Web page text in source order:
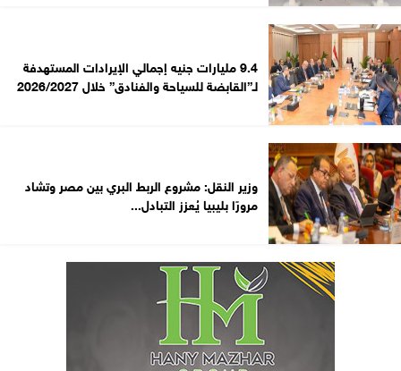
9.4 مليارات جنيه إجمالي الإيرادات المستهدفة
لـ”القابضة للسياحة والفنادق” خلال 2026/2027
وزير النقل: مشروع الربط البري بين مصر وتشاد
مرورًا بليبيا يُعزز التبادل...